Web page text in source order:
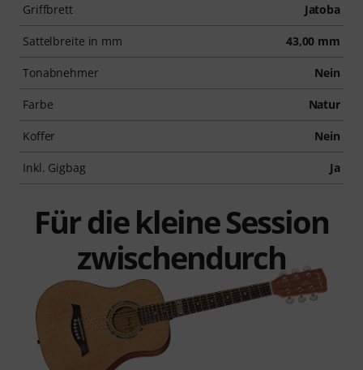
Griffbrett Jatoba
Sattelbreite in mm 43,00 mm
Tonabnehmer Nein
Farbe Natur
Koffer Nein
Inkl. Gigbag Ja
Für die kleine Session
zwischendurch